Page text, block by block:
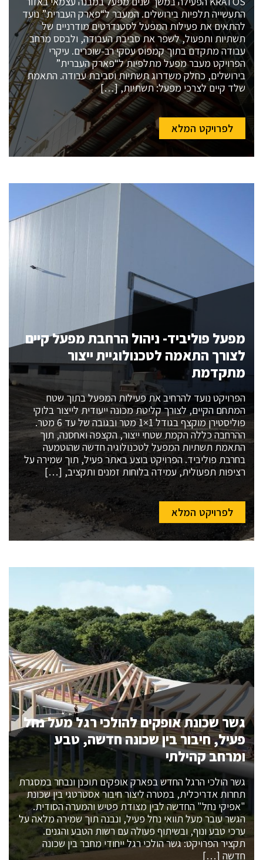
התעשייה תלפיות בירושלים. המעבר ל“פארק העברית” נועד
להתאים את פעילות המפעל לסטנדרטים מודרניים של
תשתיות ותפעול, לשפר את סביבת העבודה, ולבסס מרחב
עבודה מתקדם בתוך קמפוס עסקי רב-שוכרים. עיקרי
הפרויקט מעבר מפעל מתלפיות ל“פארק העברית”
בירושלים, כחלק משדרוג תשתיות וסביבת עבודה. התאמת
שלד קיים לצרכי מפעל: תשתיות, […]
לפרויקט המלא
מפעל פוליביד- ניהול הרחבת מפעל קיים
לצורך התאמה לטכנולוגיית ייצור
מתקדמת
הפרויקט נועד להרחיב את פעילות המפעל בתוך שטח
המתחם הקיים, לצורך קליטת מכונה ייעודית לייצור בלוקי
פוליסטירן מוקצף בגודל 1×1 מטר ובגובה של עד 6 מטר.
ההרחבה כללה הקמת שטחי ייצור, הקצפה ואחסנה, תוך
התאמת תשתיות המפעל לטכנולוגיה חדשה שהוטמעה
בחרבת פוליביד. הפרויקט בוצע באתר פעיל, תוך שמירה על
רציפות תפעולית, עמידה בלוחות זמנים ותקציב, […]
לפרויקט המלא
גשר שכונת אופקים להולכי רגל מעל נחל
פעיל, חיבור בין שכונה חדשה, טבע
ומרחב קהילתי
גשר הולכי הרגל החדש בפארק אופקים תוכנן ונבחר במסגרת
תחרות אדריכלית, במטרה ליצור חיבור אסטרטגי בין שכונת
"אפיקי נחל" החדשה לבין מצודת פטיש והמערה הסודית.
הגשר עובר מעל תוואי נחל פעיל, ונבנה תוך שמירה מלאה על
ערכי טבע ונוף, ובשיתוף פעולה עם רשות הטבע והגנים.
תקציר הפרויקט: גשר הולכי רגל ייחודי מחבר בין שכונה
חדשה […]